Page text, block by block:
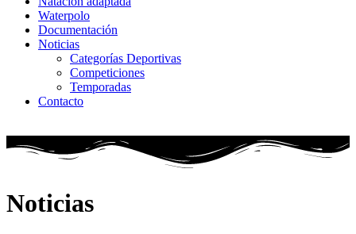
Waterpolo
Documentación
Noticias
Categorías Deportivas
Competiciones
Temporadas
Contacto
Noticias